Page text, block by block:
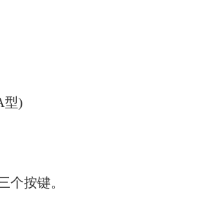
型)
个按键。